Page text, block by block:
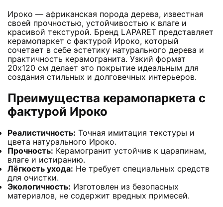
Ироко — африканская порода дерева, известная
своей прочностью, устойчивостью к влаге и
красивой текстурой. Бренд LAPARET представляет
керамопаркет с фактурой Ироко, который
сочетает в себе эстетику натурального дерева и
практичность керамогранита. Узкий формат
20х120 см делает это покрытие идеальным для
создания стильных и долговечных интерьеров.
Преимущества керамопаркета с
фактурой Ироко
Реалистичность: Точная имитация текстуры и
цвета натурального Ироко.
Прочность: Керамогранит устойчив к царапинам,
влаге и истиранию.
Лёгкость ухода: Не требует специальных средств
для очистки.
Экологичность: Изготовлен из безопасных
материалов, не содержит вредных примесей.